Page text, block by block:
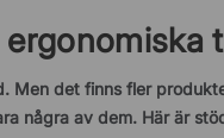
Men det finns fler
några av dem. Här är